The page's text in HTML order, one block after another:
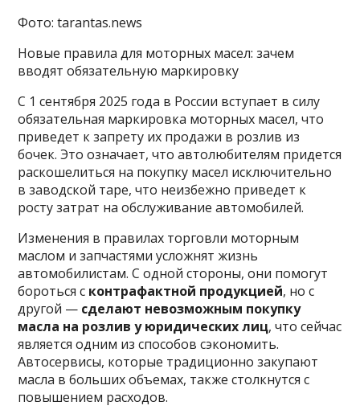
Фото: tarantas.news
Новые правила для моторных масел: зачем
вводят обязательную маркировку
С 1 сентября 2025 года в России вступает в силу
обязательная маркировка моторных масел, что
приведет к запрету их продажи в розлив из
бочек. Это означает, что автолюбителям придется
раскошелиться на покупку масел исключительно
в заводской таре, что неизбежно приведет к
росту затрат на обслуживание автомобилей.
Изменения в правилах торговли моторным
маслом и запчастями усложнят жизнь
автомобилистам. С одной стороны, они помогут
бороться с контрафактной продукцией, но с
другой — сделают невозможным покупку
масла на розлив у юридических лиц, что сейчас
является одним из способов сэкономить.
Автосервисы, которые традиционно закупают
масла в больших объемах, также столкнутся с
повышением расходов.